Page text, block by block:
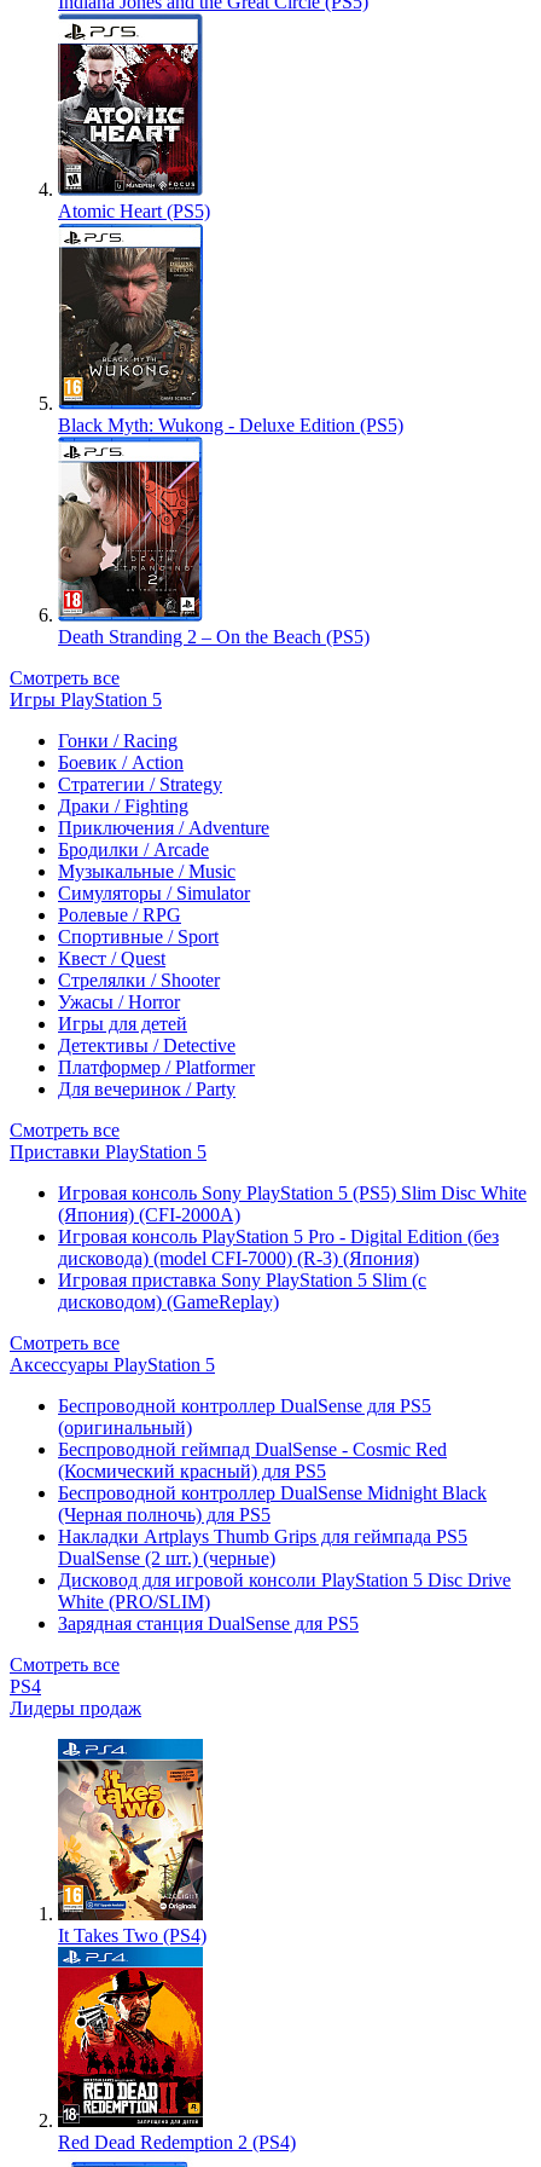
Atomic Heart (PS5)
Black Myth: Wukong - Deluxe Edition (PS5)
Death Stranding 2 – On the Beach (PS5)
Смотреть все
Игры PlayStation 5
Гонки / Racing
Боевик / Action
Стратегии / Strategy
Драки / Fighting
Приключения / Adventure
Бродилки / Arcade
Музыкальные / Music
Симуляторы / Simulator
Ролевые / RPG
Спортивные / Sport
Квест / Quest
Стрелялки / Shooter
Ужасы / Horror
Игры для детей
Детективы / Detective
Платформер / Platformer
Для вечеринок / Party
Смотреть все
Приставки PlayStation 5
Игровая консоль Sony PlayStation 5 (PS5) Slim Disc White
(Япония) (CFI-2000A)
Игровая консоль PlayStation 5 Pro - Digital Edition (без
дисковода) (model CFI-7000) (R-3) (Япония)
Игровая приставка Sony PlayStation 5 Slim (с
дисководом) (GameReplay)
Смотреть все
Аксессуары PlayStation 5
Беспроводной контроллер DualSense для PS5
(оригинальный)
Беспроводной геймпад DualSense - Cosmic Red
(Космический красный) для PS5
Беспроводной контроллер DualSense Midnight Black
(Черная полночь) для PS5
Накладки Artplays Thumb Grips для геймпада PS5
DualSense (2 шт.) (черные)
Дисковод для игровой консоли PlayStation 5 Disc Drive
White (PRO/SLIM)
Зарядная станция DualSense для PS5
Смотреть все
PS4
Лидеры продаж
It Takes Two (PS4)
Red Dead Redemption 2 (PS4)